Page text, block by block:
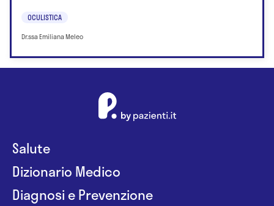
OCULISTICA
Dr.ssa Emiliana Meleo
Salute
Dizionario Medico
Diagnosi e Prevenzione